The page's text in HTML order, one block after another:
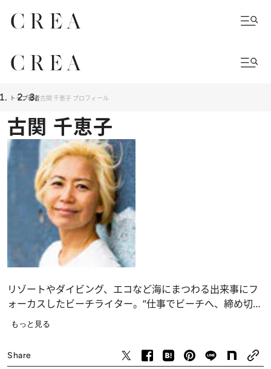
トップ著者古関 千恵子 プロフィール
古関 千恵子
リゾートやダイビング、エコなど海にまつわる出来事にフ
ォーカスしたビーチライター。“仕事でビーチへ、締め切り
明けもビーチへ”をループすること35年あまり。
」を運営。●Instagram@chieko_koseki
●オフ
ィシャルサイト
https://www.chieko-koseki.com/
もっと見る
Share